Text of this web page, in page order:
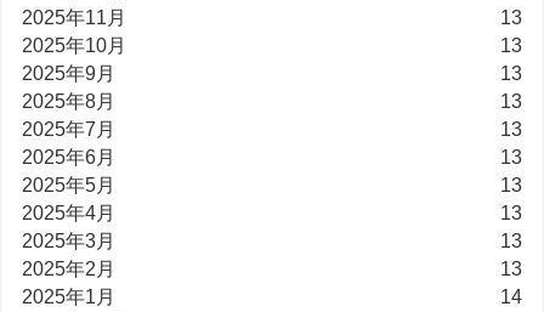
2025年11月
13
2025年10月
13
2025年9月
13
2025年8月
13
2025年7月
13
2025年6月
13
2025年5月
13
2025年4月
13
2025年3月
13
2025年2月
13
2025年1月
14